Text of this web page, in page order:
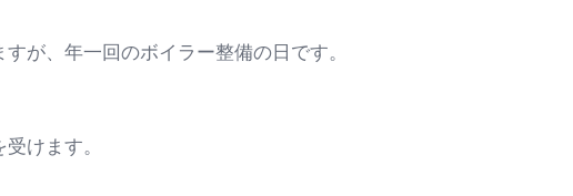
が、年一回のボイラー整備の日です。
けます。